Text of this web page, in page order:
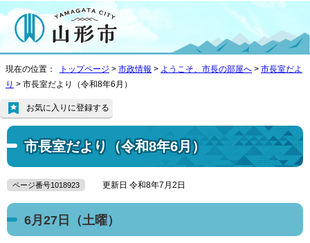
現在の位置： トップページ > 市政情報 > ようこそ、市長の部屋へ > 市長室だよ
り > 市長室だより（令和8年6月）
市長室だより（令和8年6月）
お気に入りに登録する
ページ番号1018923 更新日 令和8年7月2日
6月27日（土曜）